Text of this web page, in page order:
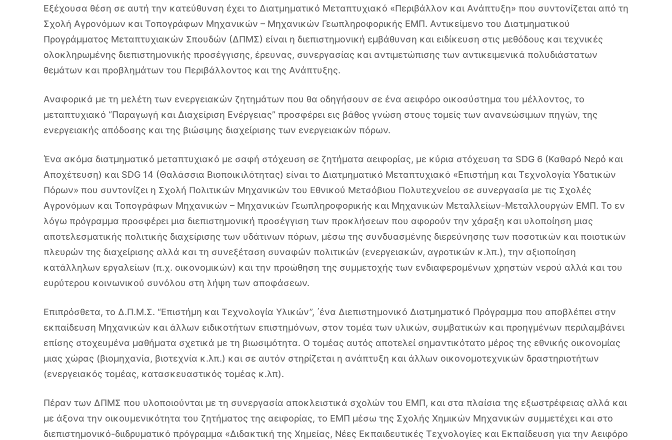
Εξέχουσα θέση σε αυτή την κατεύθυνση έχει το Διατμηματικό Μεταπτυχιακό «Περιβάλλον και Ανάπτυξη» που συντονίζεται από τη
Σχολή Αγρονόμων και Τοπογράφων Μηχανικών – Μηχανικών Γεωπληροφορικής ΕΜΠ. Αντικείμενο του Διατμηματικού
Προγράμματος Μεταπτυχιακών Σπουδών (ΔΠΜΣ) είναι η διεπιστημονική εμβάθυνση και ειδίκευση στις μεθόδους και τεχνικές
ολοκληρωμένης διεπιστημονικής προσέγγισης, έρευνας, συνεργασίας και αντιμετώπισης των αντικειμενικά πολυδιάστατων
θεμάτων και προβλημάτων του Περιβάλλοντος και της Ανάπτυξης.
Αναφορικά με τη μελέτη των ενεργειακών ζητημάτων που θα οδηγήσουν σε ένα αειφόρο οικοσύστημα του μέλλοντος, το
μεταπτυχιακό “Παραγωγή και Διαχείριση Ενέργειας” προσφέρει εις βάθος γνώση στους τομείς των ανανεώσιμων πηγών, της
ενεργειακής απόδοσης και της βιώσιμης διαχείρισης των ενεργειακών πόρων.
Ένα ακόμα διατμηματικό μεταπτυχιακό με σαφή στόχευση σε ζητήματα αειφορίας, με κύρια στόχευση τα SDG 6 (Καθαρό Νερό και
Αποχέτευση) και SDG 14 (Θαλάσσια Βιοποικιλότητας) είναι το Διατμηματικό Μεταπτυχιακό «Επιστήμη και Τεχνολογία Υδατικών
Πόρων» που συντονίζει η Σχολή Πολιτικών Μηχανικών του Εθνικού Μετσόβιου Πολυτεχνείου σε συνεργασία με τις Σχολές
Αγρονόμων και Τοπογράφων Μηχανικών – Μηχανικών Γεωπληροφορικής και Μηχανικών Μεταλλείων-Μεταλλουργών ΕΜΠ. Το εν
λόγω πρόγραμμα προσφέρει μια διεπιστημονική προσέγγιση των προκλήσεων που αφορούν την χάραξη και υλοποίηση μιας
αποτελεσματικής πολιτικής διαχείρισης των υδάτινων πόρων, μέσω της συνδυασμένης διερεύνησης των ποσοτικών και ποιοτικών
πλευρών της διαχείρισης αλλά και τη συνεξέταση συναφών πολιτικών (ενεργειακών, αγροτικών κ.λπ.), την αξιοποίηση
κατάλληλων εργαλείων (π.χ. οικονομικών) και την προώθηση της συμμετοχής των ενδιαφερομένων χρηστών νερού αλλά και του
ευρύτερου κοινωνικού συνόλου στη λήψη των αποφάσεων.
Επιπρόσθετα, το Δ.Π.Μ.Σ. “Επιστήμη και Τεχνολογία Υλικών”, ΄ένα Διεπιστημονικό Διατμηματικό Πρόγραμμα που αποβλέπει στην
εκπαίδευση Μηχανικών και άλλων ειδικοτήτων επιστημόνων, στον τομέα των υλικών, συμβατικών και προηγμένων περιλαμβάνει
επίσης στοχευμένα μαθήματα σχετικά με τη βιωσιμότητα. Ο τομέας αυτός αποτελεί σημαντικότατο μέρος της εθνικής οικονομίας
μιας χώρας (βιομηχανία, βιοτεχνία κ.λπ.) και σε αυτόν στηρίζεται η ανάπτυξη και άλλων οικονομοτεχνικών δραστηριοτήτων
(ενεργειακός τομέας, κατασκευαστικός τομέας κ.λπ).
Πέραν των ΔΠΜΣ που υλοποιούνται με τη συνεργασία αποκλειστικά σχολών του ΕΜΠ, και στα πλαίσια της εξωστρέφειας αλλά και
με άξονα την οικουμενικότητα του ζητήματος της αειφορίας, το ΕΜΠ μέσω της Σχολής Χημικών Μηχανικών συμμετέχει και στο
διεπιστημονικό-διιδρυματικό πρόγραμμα «Διδακτική της Χημείας, Νέες Εκπαιδευτικές Τεχνολογίες και Εκπαίδευση για την Αειφόρο